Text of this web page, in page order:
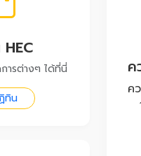
ารต่างๆ ได้ที่นี่
ทิน
ค
ค